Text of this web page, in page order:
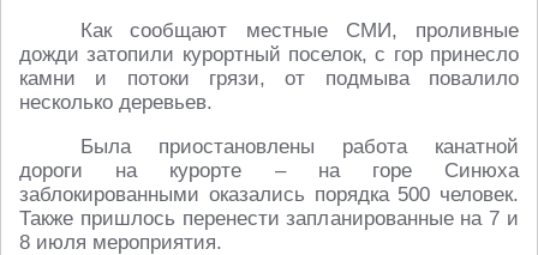
Как сообщают местные СМИ, проливные
дожди затопили курортный поселок, с гор принесло
камни и потоки грязи, от подмыва повалило
несколько деревьев.
Была приостановлены работа канатной
дороги на курорте – на горе Синюха
заблокированными оказались порядка 500 человек.
Также пришлось перенести запланированные на 7 и
8 июля мероприятия.